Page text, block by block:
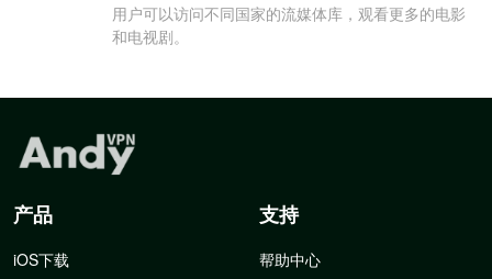
用户可以访问不同国家的流媒体库，观看更多的电影
和电视剧。
产品
iOS下载
支持
帮助中心